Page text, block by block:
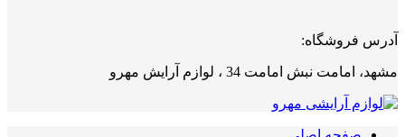
آدرس فروشگاه:
مشهد، امامت نبش امامت 34 ، لوازم آرایش مهرو